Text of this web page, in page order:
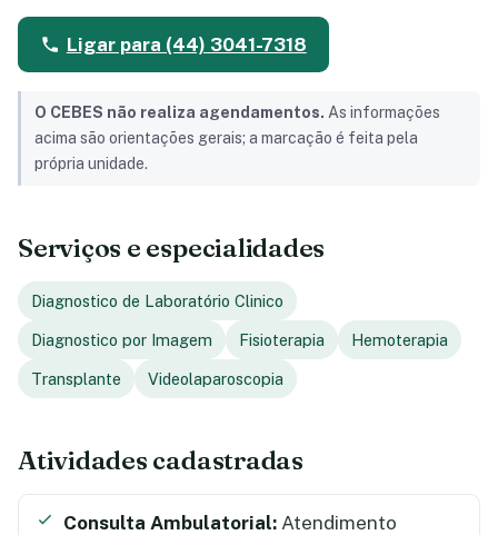
Ligar para (44) 3041-7318
O CEBES não realiza agendamentos. As informações
acima são orientações gerais; a marcação é feita pela
própria unidade.
Serviços e especialidades
Diagnostico de Laboratório Clinico
Diagnostico por Imagem Fisioterapia Hemoterapia
Transplante Videolaparoscopia
Atividades cadastradas
Consulta Ambulatorial: Atendimento